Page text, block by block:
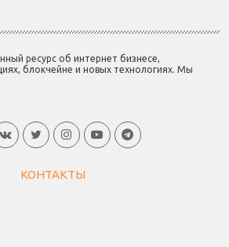
ресурс об интернет бизнесе,
блокчейне и новых технологиях. Мы
КОНТАКТЫ